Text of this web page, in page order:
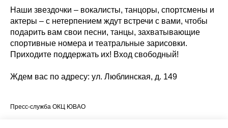
Наши звездочки – вокалисты, танцоры, спортсмены и
актеры – с нетерпением ждут встречи с вами, чтобы
подарить вам свои песни, танцы, захватывающие
спортивные номера и театральные зарисовки.
Приходите поддержать их! Вход свободный!
Ждем вас по адресу: ул. Люблинская, д. 149
Пресс-служба ОКЦ ЮВАО